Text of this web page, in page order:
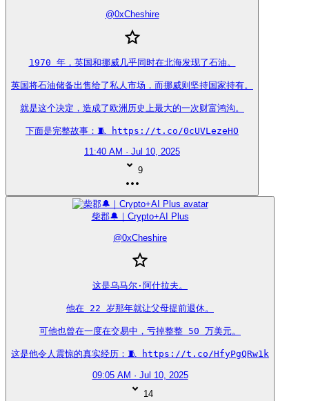
@0xCheshire
1970 年，英国和挪威几乎同时在北海发现了石油。
英国将石油储备出售给了私人市场，而挪威则坚持国家持有。
就是这个决定，造成了欧洲历史上最大的一次财富鸿沟。
下面是完整故事：🧵 https://t.co/0cUVLezeHO
11:40 AM · Jul 10, 2025
9
柴郡🔔｜Crypto+AI Plus
@0xCheshire
这是乌马尔·阿什拉夫。
他在 22 岁那年就让父母提前退休。
可他也曾在一度在交易中，亏掉整整 50 万美元。
这是他令人震惊的真实经历：🧵 https://t.co/HfyPgQRw1k
09:05 AM · Jul 10, 2025
14